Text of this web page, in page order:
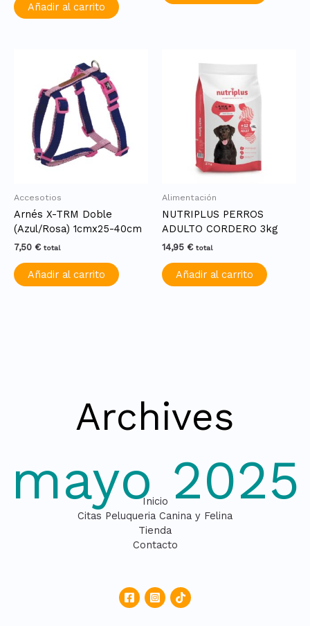
Añadir al carrito
Accesotios
Arnés X-TRM Doble
(Azul/Rosa) 1cmx25-40cm
7,50 € total
Añadir al carrito
Alimentación
NUTRIPLUS PERROS
ADULTO CORDERO 3kg
14,95 € total
Añadir al carrito
Archives
mayo 2025
Inicio
Citas Peluqueria Canina y Felina
Tienda
Contacto